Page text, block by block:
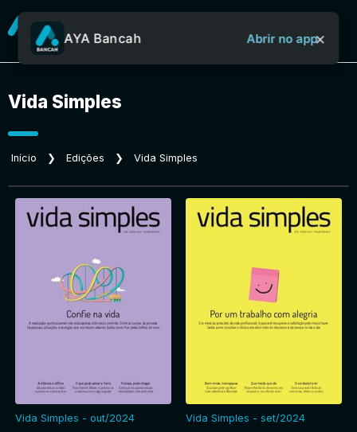
Revistas
Jornais
Entrar
AYA Bancah Abrir no app×
Vida Simples
Início ❯ Edições ❯ Vida Simples
Vida Simples - out/2024 Vida Simples - set/2024